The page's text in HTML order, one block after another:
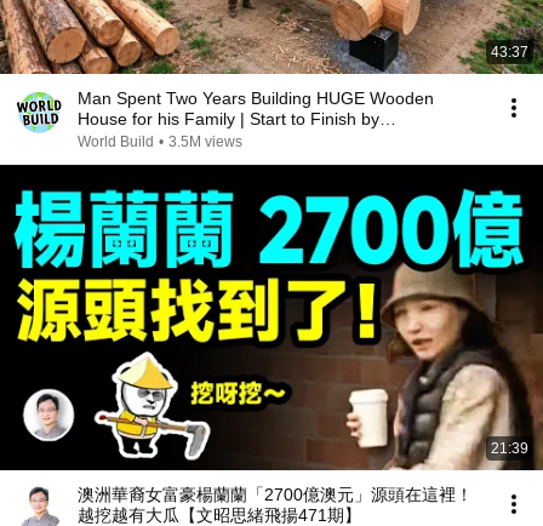
43:37
Man Spent Two Years Building HUGE Wooden
House for his Family | Start to Finish by
@bjornbrenton
World Build • 3.5M views
21:39
澳洲華裔女富豪楊蘭蘭「2700億澳元」源頭在這裡！
越挖越有大瓜【文昭思緒飛揚471期】